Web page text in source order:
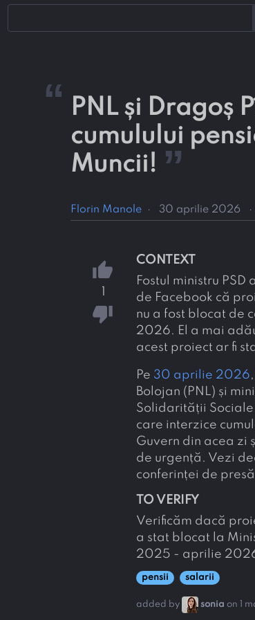
“ PNL și Dragoș
cumulului
Muncii! ”
Florin Manole · 30 aprilie 2026 ·
thumb_up
thumb_down
CONTEXT
Fostul ministru
de Facebook că
nu a fost blocat de
2026. El a mai
acest proiect ar fi
Pe 30 aprilie 2026
Bolojan (PNL) și
Solidarității Sociale
care interzice
Guvern din acea zi
de urgență. Vezi
conferinței de
TO VERIFY
Verificăm dacă
a stat blocat la
2025 - aprilie
pensii salarii
added by sonia on 1